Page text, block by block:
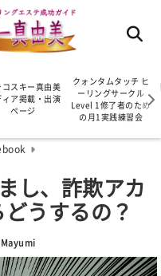
コスキー真由美
ィア掲載・出演
ページ
クォンタムタッチ ヒ
ーリングサークル
Level 1修了者のため
の月1実践練習会
し、詐欺アカ
うするの？